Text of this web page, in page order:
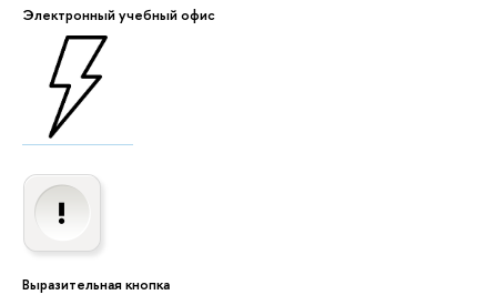
Электронный учебный офис
Выразительная кнопка